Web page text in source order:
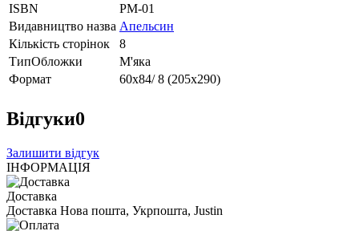
ISBN
РМ-01
Видавництво назва Апельсин
Кількість сторінок
8
ТипОбложки
М'яка
Формат
60х84/ 8 (205х290)
Відгуки0
Залишити відгук
ІНФОРМАЦІЯ
Доставка
Доставка Нова пошта, Укрпошта, Justin